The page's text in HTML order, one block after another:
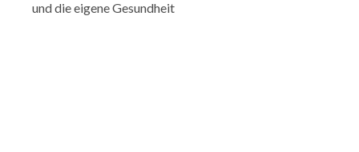
und die eigene Gesundheit